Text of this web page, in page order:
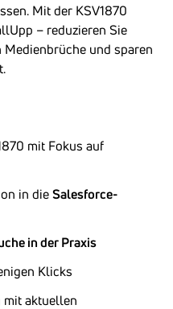
Mit der KSV1870
– reduzieren Sie
und sparen
mit Fokus auf
in die Salesforce-
in der Praxis
Klicks
mit aktuellen